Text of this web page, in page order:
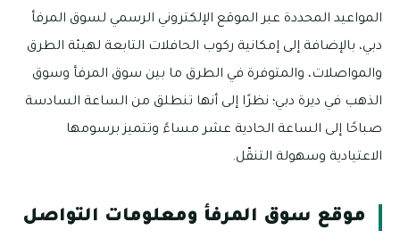
المواعيد المحددة عبر الموقع الإلكتروني الرسمي لسوق المرفأ
دبي، بالإضافة إلى إمكانية ركوب الحافلات التابعة لهيئة الطرق
والمواصلات، والمتوفرة في الطرق ما بين سوق المرفأ وسوق
الذهب في ديرة دبي؛ نظرًا إلى أنها تنطلق من الساعة السادسة
صباحًا إلى الساعة الحادية عشر مساءً وتتميز برسومها
الاعتيادية وسهولة التنقّل.
موقع سوق المرفأ ومعلومات التواصل